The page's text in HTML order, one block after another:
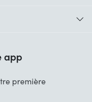
app
première